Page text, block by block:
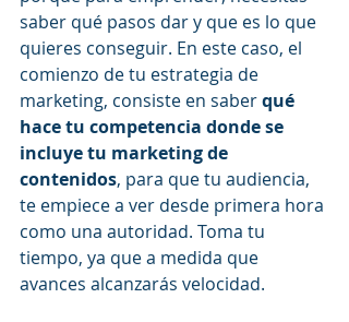
saber qué pasos dar y que es lo que
quieres conseguir. En este caso, el
comienzo de tu estrategia de
marketing, consiste en saber qué
hace tu competencia donde se
incluye tu marketing de
contenidos, para que tu audiencia,
te empiece a ver desde primera hora
como una autoridad. Toma tu
tiempo, ya que a medida que
avances alcanzarás velocidad.